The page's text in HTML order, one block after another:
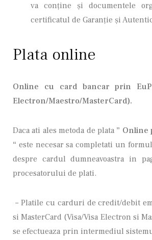
va conţine şi documentele
certificatul de Garanţie și
Plata online
Online cu card bancar prin
Electron/Maestro/MasterCard).
Daca ati ales metoda de plata ” Online
“ este necesar sa completati un
despre cardul dumneavoastra in
procesatorului de plati.
– Platile cu carduri de credit/debit
si MasterCard (Visa/Visa Electron si
se efectueaza prin intermediul